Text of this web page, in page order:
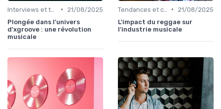
•
21/08/2025
Plongée dans l'univers
d'xgroove : une révolution
musicale
•
21/08/2025
L'impact du reggae sur
l'industrie musicale